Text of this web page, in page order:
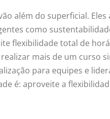
além do superficial.
como
flexibilidade total de
mais de um curso
para equipes e
é: aproveite a